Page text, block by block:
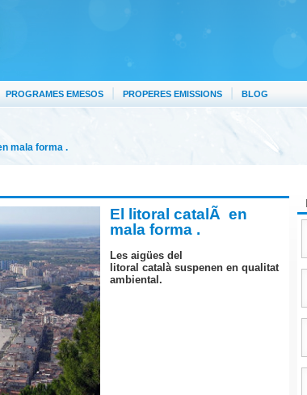
PROGRAMES EMESOS PROPERES EMISSIONS BLOG
mala forma .
El litoral catalÃ en
mala forma .
Les aigües del
litoral català suspenen en qualitat
ambiental.